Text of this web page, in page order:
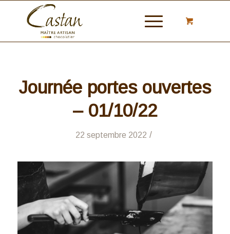
Journée portes ouvertes
– 01/10/22
22 septembre 2022 /